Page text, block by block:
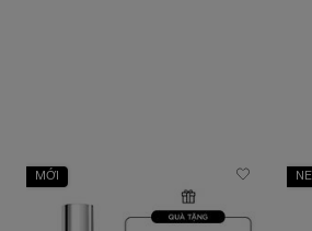
MỚI